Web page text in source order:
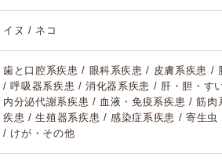
イヌ / ネコ
歯と口腔系疾患 / 眼科系疾患 / 皮膚系疾患 /
/ 呼吸器系疾患 / 消化器系疾患 / 肝・胆・す
内分泌代謝系疾患 / 血液・免疫系疾患 / 筋
疾患 / 生殖器系疾患 / 感染症系疾患 / 寄生
/ けが・その他